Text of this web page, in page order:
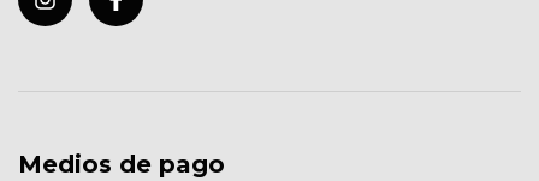
Medios de pago